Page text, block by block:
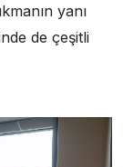
yanı
de çeşitli